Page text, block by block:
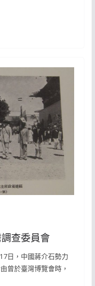
查委員會
日，中國蔣介石勢力
曾於臺灣博覽會時，